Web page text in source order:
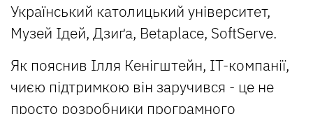
Український католицький університет,
Музей Ідей, Дзиґа, Betaplace, SoftServe.
Як пояснив Ілля Кенігштейн, ІТ-компанії,
чиєю підтримкою він заручився - це не
просто розробники програмного